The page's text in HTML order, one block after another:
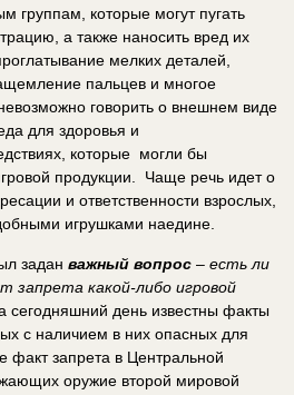
группам, которые могут пугать
а также наносить вред их
мелких деталей,
пальцев и многое
говорить о внешнем виде
для здоровья и
которые могли бы
продукции. Чаще речь идет о
и ответственности взрослых,
игрушками наедине.
задан важный вопрос – есть ли
запрета какой-либо игровой
сегодняшний день известны факты
с наличием в них опасных для
факт запрета в Центральной
оружие второй мировой